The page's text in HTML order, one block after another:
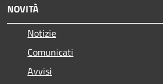
NOVITÀ
Notizie
Comunicati
Avvisi